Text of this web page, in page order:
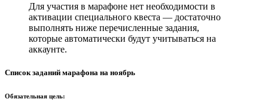
Для участия в марафоне нет необходимости в
активации специального квеста — достаточно
выполнять ниже перечисленные задания,
которые автоматически будут учитываться на
аккаунте.
Список заданий марафона на ноябрь
Обязательная цель: